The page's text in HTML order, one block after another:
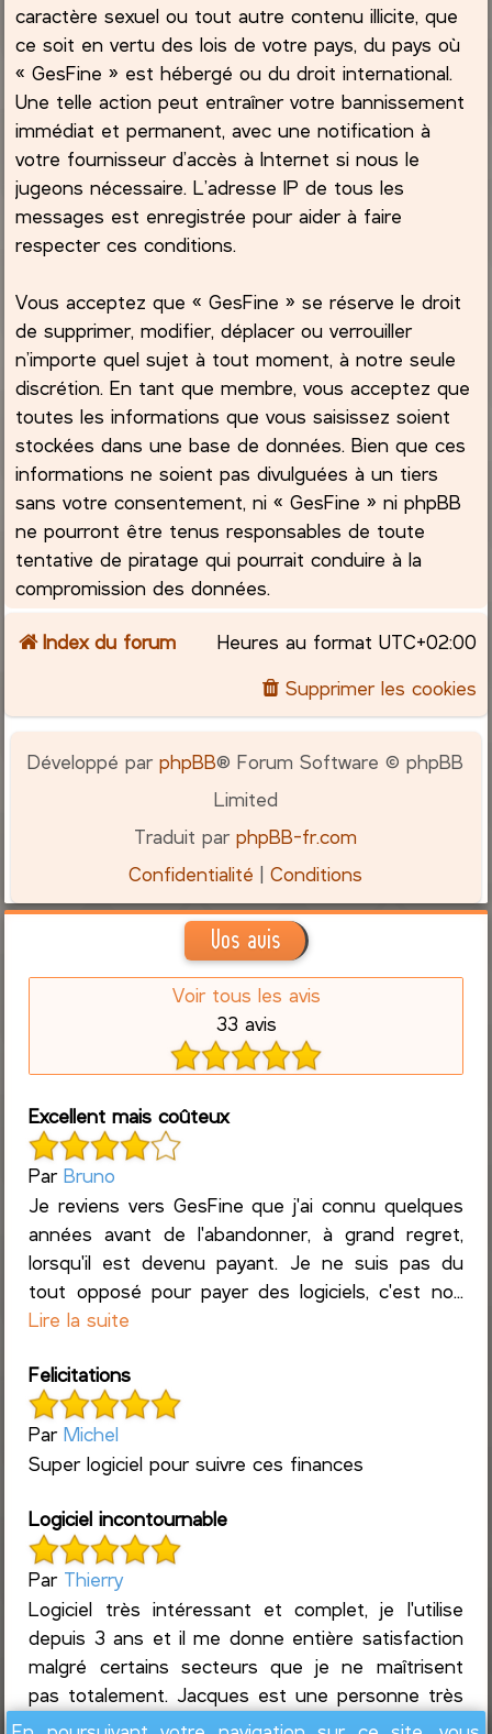
caractère sexuel ou tout autre contenu illicite, que
ce soit en vertu des lois de votre pays, du pays où
« GesFine » est hébergé ou du droit international.
Une telle action peut entraîner votre bannissement
immédiat et permanent, avec une notification à
votre fournisseur d’accès à Internet si nous le
jugeons nécessaire. L’adresse IP de tous les
messages est enregistrée pour aider à faire
respecter ces conditions.
Vous acceptez que « GesFine » se réserve le droit
de supprimer, modifier, déplacer ou verrouiller
n’importe quel sujet à tout moment, à notre seule
discrétion. En tant que membre, vous acceptez que
toutes les informations que vous saisissez soient
stockées dans une base de données. Bien que ces
informations ne soient pas divulguées à un tiers
sans votre consentement, ni « GesFine » ni phpBB
ne pourront être tenus responsables de toute
tentative de piratage qui pourrait conduire à la
compromission des données.
Index du forum Heures au format UTC+02:00
Supprimer les cookies
Développé parphpBB® Forum Software © phpBB
Limited
Traduit parphpBB-fr.com
Confidentialité |Conditions
Vos avis
Voir tous les avis
33 avis
Excellent mais coûteux
ParBruno
Je reviens vers GesFine que j'ai connu quelques
années avant de l'abandonner, à grand regret,
lorsqu'il est devenu payant. Je ne suis pas du
tout opposé pour payer des logiciels, c'est no...
Lire la suite
Felicitations
ParMichel
Super logiciel pour suivre ces finances
Logiciel incontournable
Par Thierry
Logiciel très intéressant et complet, je l'utilise
depuis 3 ans et il me donne entière satisfaction
malgré certains secteurs que je ne maîtrisent
pas totalement. Jacques est une personne très
access...Lire la suite